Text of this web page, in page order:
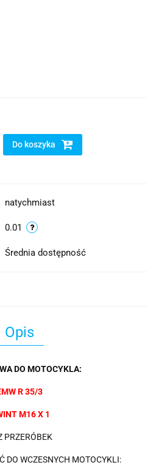
Do koszyka
natychmiast
0.01
Średnia dostępność
Opis
DO MOTOCYKLA:
R 35/3
M16 X 1
PRZERÓBEK
DO WCZESNYCH MOTOCYKLI: